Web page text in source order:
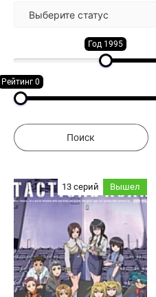
Выберите статус
Год 1995
Рейтинг 0
13 серий Вышел